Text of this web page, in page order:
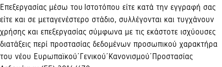
Επεξεργασίας μέσω του Ιστοτόπου είτε κατά την εγγραφή σας
είτε και σε μεταγενέστερο στάδιο, συλλέγονται και τυγχάνουν
χρήσης και επεξεργασίας σύμφωνα με τις εκάστοτε ισχύουσες
διατάξεις περί προστασίας δεδομένων προσωπικού χαρακτήρα
του νέου Ευρωπαϊκού́ Γενικού́ Κανονισμού́ Προστασίας